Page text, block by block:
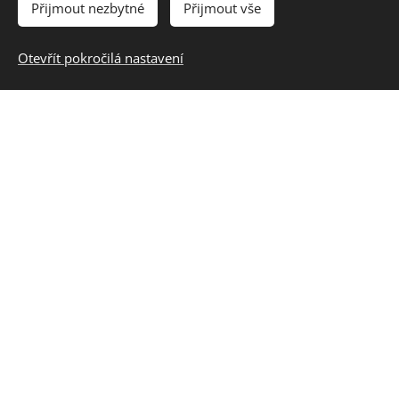
nám pošlete svůj životopis a vybranou pozici na
Přijmout nezbytné Přijmout vše
Otevřít pokročilá nastavení